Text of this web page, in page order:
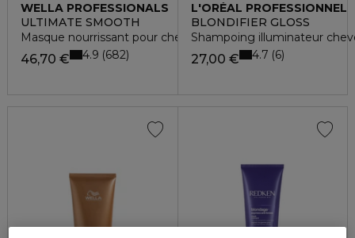
WELLA PROFESSIONALS
ULTIMATE SMOOTH
Masque nourrissant pour cheveux secs, ternes ou frisés
46,70 € 4.9 682
L'ORÉAL PROFESSIONNEL
BLONDIFIER GLOSS
Shampoing illuminateur
27,00 € 4.7 6